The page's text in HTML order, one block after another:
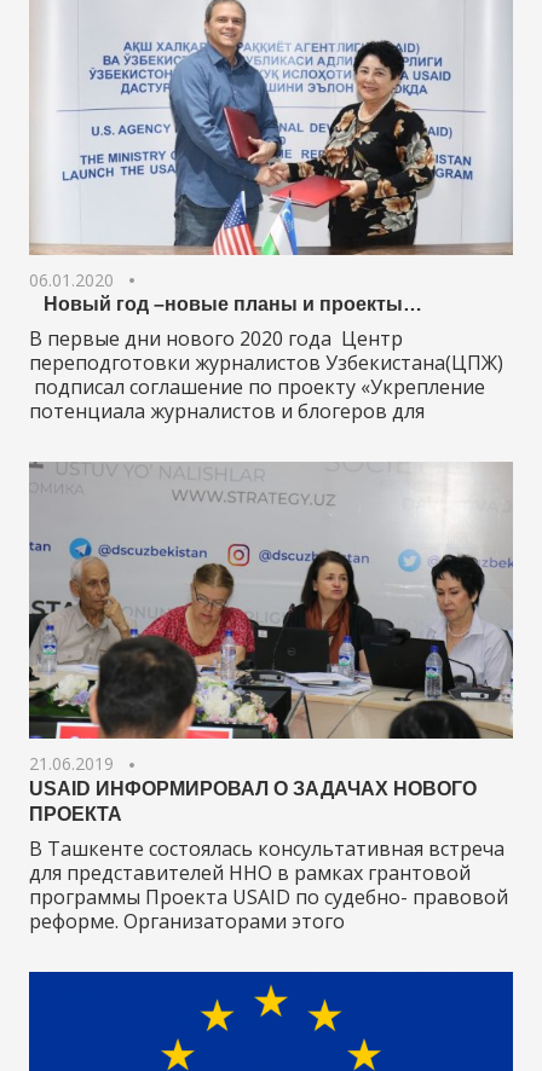
06.01.2020
Новый год –новые планы и проекты…
В первые дни нового 2020 года Центр
переподготовки журналистов Узбекистана(ЦПЖ)
подписал соглашение по проекту «Укрепление
потенциала журналистов и блогеров для
21.06.2019
USAID ИНФОРМИРОВАЛ О ЗАДАЧАХ НОВОГО
ПРОЕКТА
В Ташкенте состоялась консультативная встреча
для представителей ННО в рамках грантовой
программы Проекта USAID по судебно- правовой
реформе. Организаторами этого